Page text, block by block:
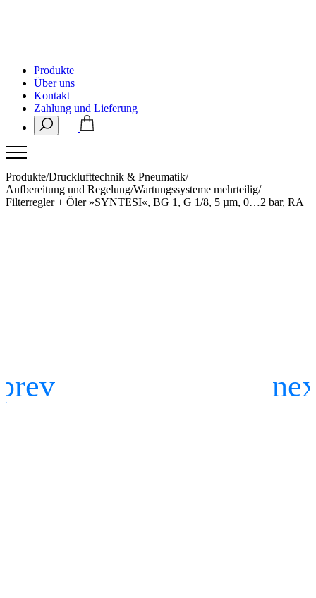
Produkte
Über uns
Kontakt
Zahlung und Lieferung
Produkte/Drucklufttechnik & Pneumatik/
Aufbereitung und Regelung/Wartungssysteme mehrteilig/
Filterregler + Öler »SYNTESI«, BG 1, G 1/8, 5 µm, 0…2 bar, RA